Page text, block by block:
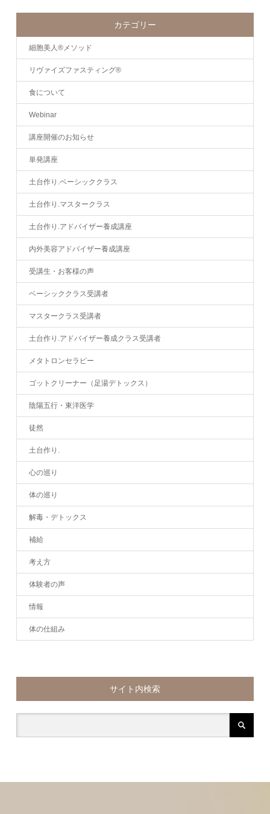
カテゴリー
細胞美人®メソッド
リヴァイズファスティング®
食について
Webinar
講座開催のお知らせ
単発講座
土台作り.ベーシッククラス
土台作り.マスタークラス
土台作り.アドバイザー養成講座
内外美容アドバイザー養成講座
受講生・お客様の声
ベーシッククラス受講者
マスタークラス受講者
土台作り.アドバイザー養成クラス受講者
メタトロンセラピー
ゴットクリーナー（足湯デトックス）
陰陽五行・東洋医学
徒然
土台作り.
心の巡り
体の巡り
解毒・デトックス
補給
考え方
体験者の声
情報
体の仕組み
サイト内検索